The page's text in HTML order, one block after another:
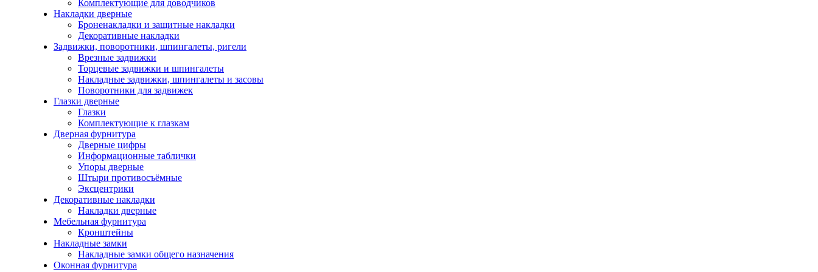
Комплектующие для доводчиков
Накладки дверные
Броненакладки и защитные накладки
Декоративные накладки
Задвижки, поворотники, шпингалеты, ригели
Врезные задвижки
Торцевые задвижки и шпингалеты
Накладные задвижки, шпингалеты и засовы
Поворотники для задвижек
Глазки дверные
Глазки
Комплектующие к глазкам
Дверная фурнитура
Дверные цифры
Информационные таблички
Упоры дверные
Штыри противосъёмные
Эксцентрики
Декоративные накладки
Накладки дверные
Мебельная фурнитура
Кронштейны
Накладные замки
Накладные замки общего назначения
Оконная фурнитура